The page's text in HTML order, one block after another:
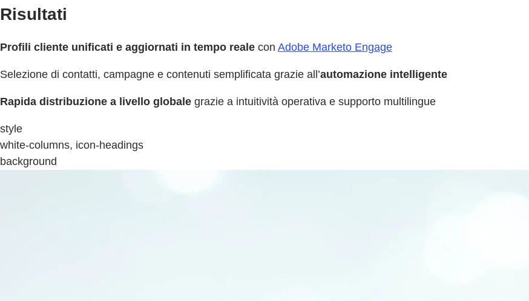
Risultati
Profili cliente unificati e aggiornati in tempo reale con Adobe Marketo Engage
Selezione di contatti, campagne e contenuti semplificata grazie all’automazione intelligente
Rapida distribuzione a livello globale grazie a intuitività operativa e supporto multilingue
style
white-columns, icon-headings
background